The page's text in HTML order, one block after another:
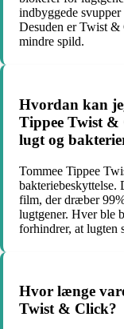
indbyggede
Desuden er Twist
mindre spild.
Hvordan kan
Tippee Twist &
lugt og
Tommee Tippee
bakteriebeskyttelse.
film, der dræber
lugtgener. Hver ble
forhindrer, at lugten
Hvor længe
Twist & Click?